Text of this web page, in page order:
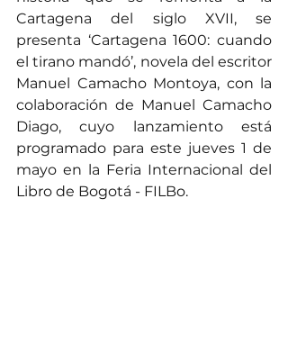
Cartagena del siglo XVII, se
presenta ‘Cartagena 1600: cuando
el tirano mandó’, novela del escritor
Manuel Camacho Montoya, con la
colaboración de Manuel Camacho
Diago, cuyo lanzamiento está
programado para este jueves 1 de
mayo en la Feria Internacional del
Libro de Bogotá - FILBo.